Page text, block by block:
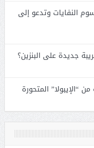
النفايات وتدعو إلى
جديدة على البنزين؟
المتحورة